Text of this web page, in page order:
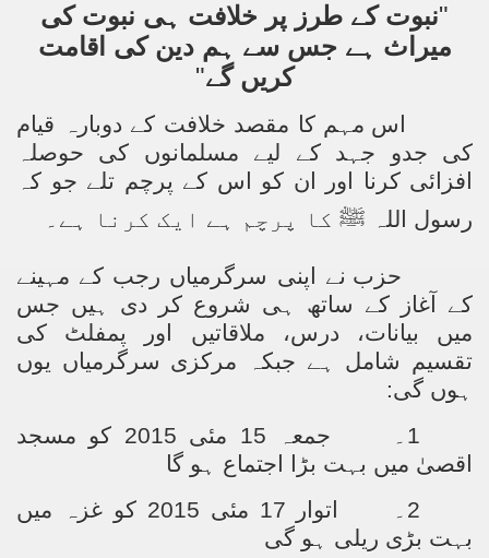
"نبوت کے طرز پر خلافت ہی نبوت کی
میراث ہے جس سے ہم دین کی اقامت
کریں گے"
اس مہم کا مقصد خلافت کے دوبارہ قیام
کی جدو جہد کے لیے مسلمانوں کی حوصلہ
افزائی کرنا اور ان کو اس کے پرچم تلے جو کہ
رسول اللہ ﷺ کا پرچم ہے ایک کرنا ہے۔
حزب نے اپنی سرگرمیاں رجب کے مہینے
کے آغاز کے ساتھ ہی شروع کر دی ہیں جس
میں بیانات، درس، ملاقاتیں اور پمفلٹ کی
تقسیم شامل ہے جبکہ مرکزی سرگرمیاں یوں
ہوں گی:
1۔
جمعہ 15 مئی 2015 کو مسجد
اقصیٰ میں بہت بڑا اجتماع ہو گا
2۔
اتوار 17 مئی 2015 کو غزہ میں
بہت بڑی ریلی ہو گی